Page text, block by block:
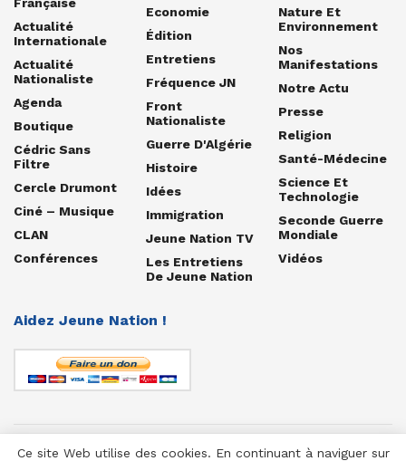
Française
Actualité
Internationale
Actualité
Nationaliste
Agenda
Boutique
Cédric Sans
Filtre
Cercle Drumont
Ciné – Musique
CLAN
Conférences
Economie
Édition
Entretiens
Fréquence JN
Front
Nationaliste
Guerre D'Algérie
Histoire
Idées
Immigration
Jeune Nation TV
Les Entretiens
De Jeune Nation
Nature Et
Environnement
Nos
Manifestations
Notre Actu
Presse
Religion
Santé-Médecine
Science Et
Technologie
Seconde Guerre
Mondiale
Vidéos
Aidez Jeune Nation !
Ce site Web utilise des cookies. En continuant à naviguer sur